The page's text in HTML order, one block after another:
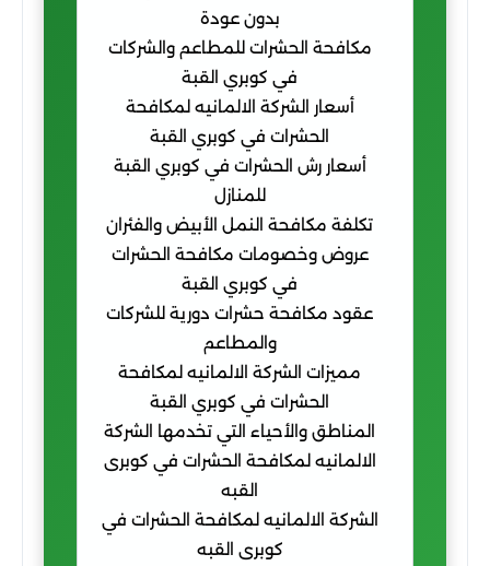
بدون عودة
مكافحة الحشرات للمطاعم والشركات
في كوبري القبة
أسعار الشركة الالمانيه لمكافحة
الحشرات في كوبري القبة
أسعار رش الحشرات في كوبري القبة
للمنازل
تكلفة مكافحة النمل الأبيض والفئران
عروض وخصومات مكافحة الحشرات
في كوبري القبة
عقود مكافحة حشرات دورية للشركات
والمطاعم
مميزات الشركة الالمانيه لمكافحة
الحشرات في كوبري القبة
المناطق والأحياء التي تخدمها الشركة
الالمانيه لمكافحة الحشرات في كوبرى
القبه
الشركة الالمانيه لمكافحة الحشرات في
كوبرى القبه